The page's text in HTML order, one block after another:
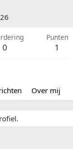
0
Punten
1
Over mij